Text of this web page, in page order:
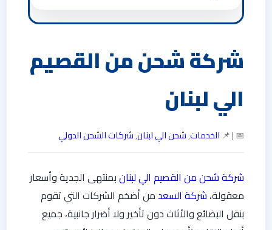
شركة شحن من القصيم
الي لبنان
📅 | 📌 الخدمات,شحن الي لبنان,شركات الشحن الدولي
شركة شحن من القصيم الي لبنانبمنتهى الجدية وأسعار
معقولة، شركة السعد من أضخم الشركات التي تقوم
بنقل البضائع والأثاث دون تأخير ولا أضرار جانبية، جميع